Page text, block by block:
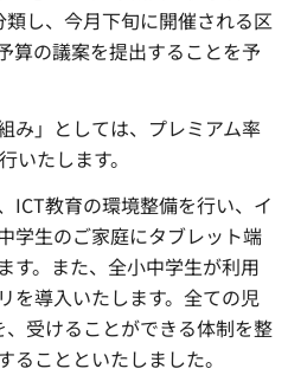
し、今月下旬に開催される区
算の議案を提出することを予
み」としては、プレミアム率
いたします。
ICT教育の環境整備を行い、イ
学生のご家庭にタブレット端
す。また、全小中学生が利用
を導入いたします。全ての児
受けることができる体制を整
ることといたしました。